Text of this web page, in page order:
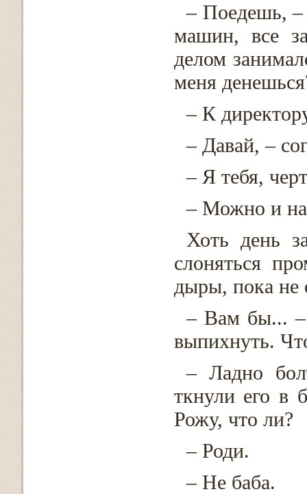
– Поедешь, –
машин, все
делом
меня
– К
– Давай, –
– Я тебя,
– Можно и
Хоть день
слоняться
дыры, пока не
– Вам бы... –
выпихнуть.
– Ладно
ткнули его в
Рожу, что ли?
– Роди.
– Не баба.